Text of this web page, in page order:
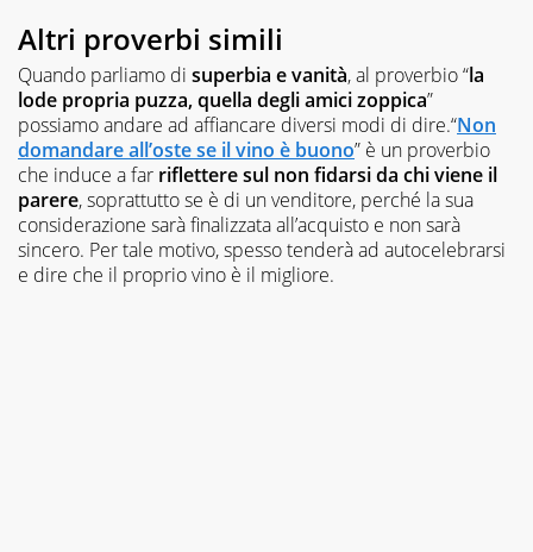
Altri proverbi simili
Quando parliamo di superbia e vanità, al proverbio “la
lode propria puzza, quella degli amici zoppica”
possiamo andare ad affiancare diversi modi di dire.“Non
domandare all’oste se il vino è buono” è un proverbio
che induce a far riflettere sul non fidarsi da chi viene il
parere, soprattutto se è di un venditore, perché la sua
considerazione sarà finalizzata all’acquisto e non sarà
sincero. Per tale motivo, spesso tenderà ad autocelebrarsi
e dire che il proprio vino è il migliore.